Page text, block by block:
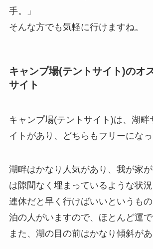
手。」
そんな方でも気軽に行けますね。
キャンプ場(テントサイト)のオ
サイト
キャンプ場(テントサイト)は、湖畔
イトがあり、どちらもフリーになっ
湖畔はかなり人気があり、我が家
は隙間なく埋まっているような状況
連休だと早く行けばいいというも
泊の人がいますので、ほとんど運で
また、湖の目の前はかなり傾斜があ